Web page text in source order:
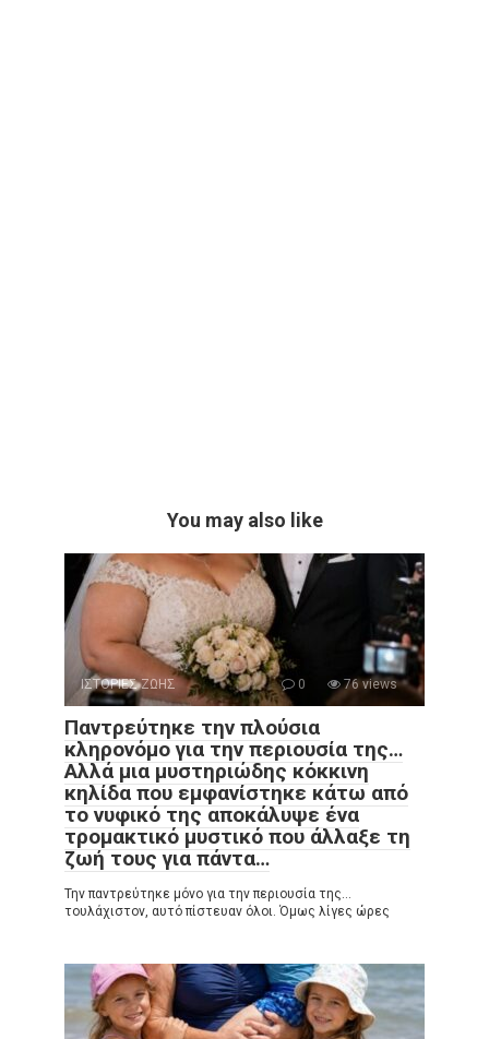
You may also like
ΙΣΤΟΡΙΕΣ ΖΩΗΣ 0 76 views
Παντρεύτηκε την πλούσια
κληρονόμο για την περιουσία της…
Αλλά μια μυστηριώδης κόκκινη
κηλίδα που εμφανίστηκε κάτω από
το νυφικό της αποκάλυψε ένα
τρομακτικό μυστικό που άλλαξε τη
ζωή τους για πάντα…
Την παντρεύτηκε μόνο για την περιουσία της…
τουλάχιστον, αυτό πίστευαν όλοι. Όμως λίγες ώρες